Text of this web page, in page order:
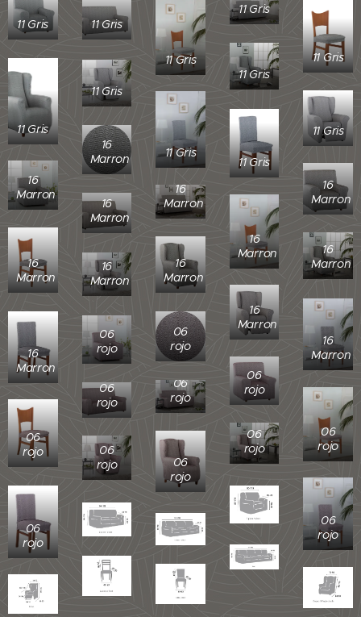
11 Gris
11 Gris
11 Gris
11 Gris
11 Gris
11 Gris
11 Gris
11 Gris
11 Gris
11 Gris
11 Gris
16
Marron
16
Marron
16
Marron
16
Marron
16
Marron
16
Marron
16
Marron
16
Marron
16
Marron
16
Marron
16
Marron
16
Marron
16
Marron
06
rojo
06
rojo
06
rojo
06
rojo
06
rojo
06
rojo
06
rojo
06
rojo
06
rojo
06
rojo
06
rojo
06
rojo